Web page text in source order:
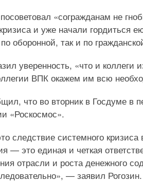
«согражданам не
и уже начали
по оборонной, так и по
уверенность, «что и
ВПК окажем им всю
что во вторник в Госдуме в
«Роскосмос».
следствие системного
— это единая и четкая
отрасли и роста денежного
— заявил Рогозин.